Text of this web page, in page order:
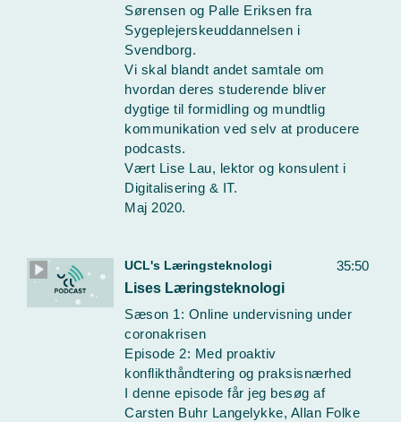
Sørensen og Palle Eriksen fra
Sygeplejerskeuddannelsen i
Svendborg.
Vi skal blandt andet samtale om
hvordan deres studerende bliver
dygtige til formidling og mundtlig
kommunikation ved selv at producere
podcasts.
Vært Lise Lau, lektor og konsulent i
Digitalisering & IT.
Maj 2020.
35:50
UCL's Læringsteknologi
Lises Læringsteknologi
Sæson 1: Online undervisning under
coronakrisen
Episode 2: Med proaktiv
konflikthåndtering og praksisnærhed
I denne episode får jeg besøg af
Carsten Buhr Langelykke, Allan Folke